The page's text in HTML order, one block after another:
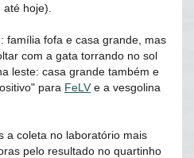
hoje).
família fofa e casa grande, mas
com a gata torrando no sol
leste: casa grande também e
para FeLV e a vesgolina
a coleta no laboratório mais
pelo resultado no quartinho